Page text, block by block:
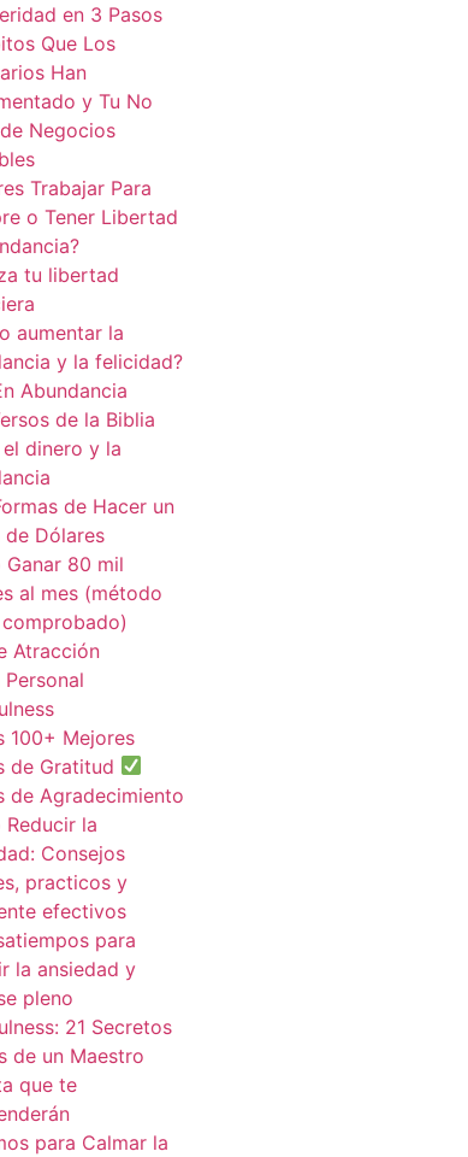
en 3 Pasos
Que Los
Han
y Tu No
Negocios
Trabajar Para
o Tener Libertad
tu libertad
aumentar la
y la felicidad?
Abundancia
de la Biblia
dinero y la
de Hacer un
de Dólares
Ganar 80 mil
al mes (método
Atracción
100+ Mejores
de Gratitud
de Agradecimiento
Reducir la
Consejos
practicos y
efectivos
para
la ansiedad y
pleno
21 Secretos
de un Maestro
que te
para Calmar la